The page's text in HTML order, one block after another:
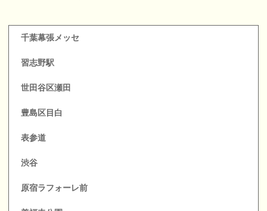
千葉幕張メッセ
習志野駅
世田谷区瀬田
豊島区目白
表参道
渋谷
原宿ラフォーレ前